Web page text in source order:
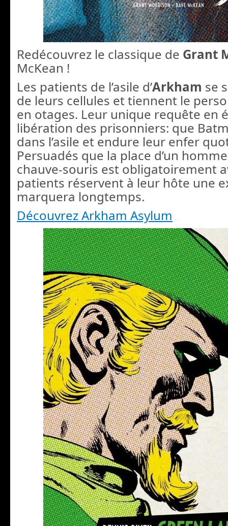
Redécouvrez le classique de Grant
McKean !
Les patients de l’asile d’Arkham se
de leurs cellules et tiennent le
en otages. Leur unique requête en
libération des prisonniers: que
dans l’asile et endure leur enfer
Persuadés que la place d’un
chauve-souris est obligatoirement
patients réservent à leur hôte une
marquera longtemps.
Découvrez Arkham Asylum